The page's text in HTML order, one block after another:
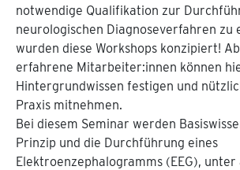
notwendige Qualifikation zur
neurologischen Diagnoseverfahren zu
wurden diese Workshops konzipiert!
erfahrene Mitarbeiter:innen können
Hintergrundwissen festigen und
Praxis mitnehmen.
Bei diesem Seminar werden
Prinzip und die Durchführung eines
Elektroenzephalogramms (EEG),